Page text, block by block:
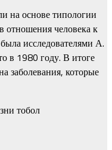
на основе типологии
отношения человека к
исследователями А.
в 1980 году. В итоге
заболевания, которые